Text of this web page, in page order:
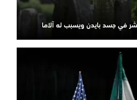
في جسد بايدن ويسبب له آلاما